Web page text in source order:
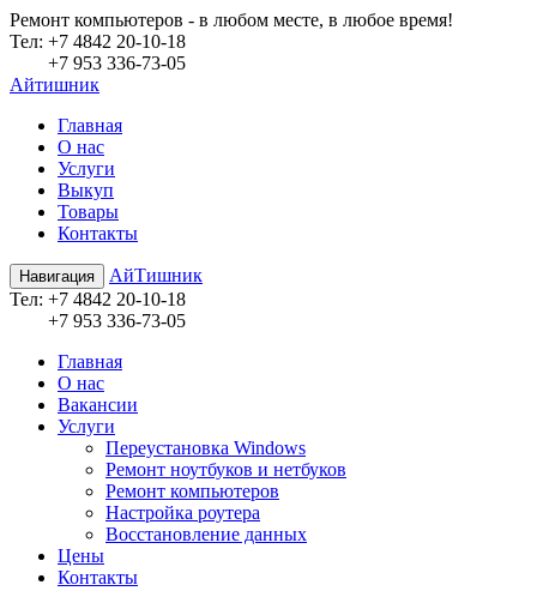
Ремонт компьютеров - в любом месте, в любое время!
Teл: +7 4842 20-10-18
+7 953 336-73-05
Айтишник
Главная
О нас
Услуги
Выкуп
Товары
Контакты
Навигация
АйТишник
Teл: +7 4842 20-10-18
+7 953 336-73-05
Главная
О нас
Вакансии
Услуги
Переустановка Windows
Ремонт ноутбуков и нетбуков
Ремонт компьютеров
Настройка роутера
Восстановление данных
Цены
Контакты